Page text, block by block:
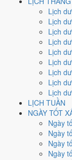
Lịch
Lịch
Lịch
Lịch
Lịch
Lịch
Lịch
Lịch
Lịch
LỊCH TUẦN
NGÀY TỐT
Ngày
Ngày
Ngày
Ngày
lịch -
(Mậu
Ngày 1/10/2026
Mậu Thân-
Trạch Thổ. Tổng
cho các việc
Thìn, Tỵ, Mùi, Tuất.
Ngày Dương
Tháng 10 năm 2026